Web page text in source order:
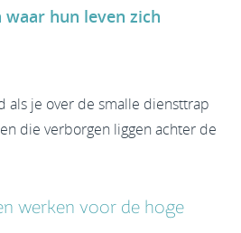
waar hun leven zich
als je over de smalle diensttrap
die verborgen liggen achter de
werken voor de hoge